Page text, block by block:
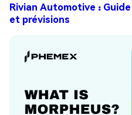
Rivian Automotive :
et prévisions